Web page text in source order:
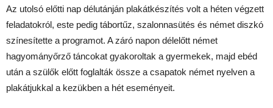
Az utolsó előtti nap délutánján plakátkészítés volt a héten végzett
feladatokról, este pedig tábortűz, szalonnasütés és német diszkó
színesítette a programot. A záró napon délelőtt német
hagyományőrző táncokat gyakoroltak a gyermekek, majd ebéd
után a szülők előtt foglalták össze a csapatok német nyelven a
plakátjukkal a kezükben a hét eseményeit.